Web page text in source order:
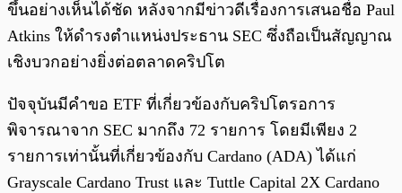
ขึ้นอย่างเห็นได้ชัด หลังจากมีข่าวดีเรื่องการเสนอชื่อ Paul
Atkins ให้ดำรงตำแหน่งประธาน SEC ซึ่งถือเป็นสัญญาณ
เชิงบวกอย่างยิ่งต่อตลาดคริปโต
ปัจจุบันมีคำขอ ETF ที่เกี่ยวข้องกับคริปโตรอการ
พิจารณาจาก SEC มากถึง 72 รายการ โดยมีเพียง 2
รายการเท่านั้นที่เกี่ยวข้องกับ Cardano (ADA) ได้แก่
Grayscale Cardano Trust และ Tuttle Capital 2X Cardano